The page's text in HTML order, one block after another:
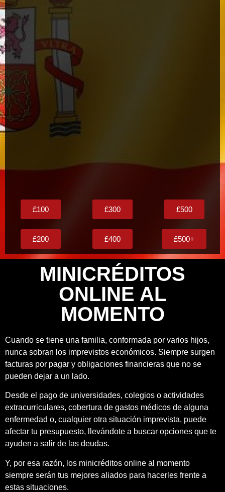
£100 £300 £500
£200 £400 £500+
MINICRÉDITOS
ONLINE AL
MOMENTO
Cuando se tiene una familia, conformada por varios hijos,
nunca sobran los imprevistos económicos. Siempre surgen
facturas por pagar y obligaciones financieras que no se
pueden dejar a un lado.
Desde el pago de universidades, colegios o actividades
extracurriculares, cobertura de gastos médicos de alguna
enfermedad o, cualquier otra situación imprevista, puede
afectar tu presupuesto, llevándote a buscar opciones que te
ayuden a salir de las deudas.
Y, por esa razón, los minicréditos online al momento
siempre serán tus mejores aliados para hacerles frente a
estas situaciones.